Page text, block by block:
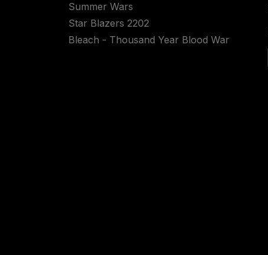
Summer Wars
Star Blazers 2202
Bleach - Thousand Year Blood War